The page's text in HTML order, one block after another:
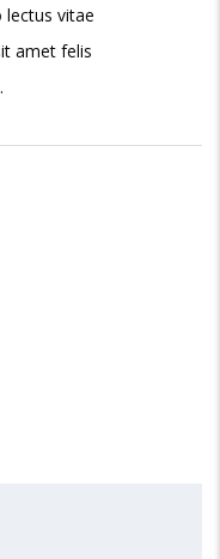
vitae
amet felis